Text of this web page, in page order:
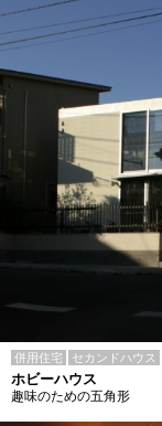
併用住宅 セカンドハウス
ホビーハウス
趣味のための五角形